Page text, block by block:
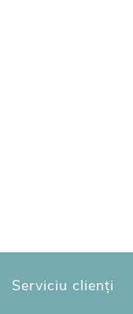
Serviciu clienți